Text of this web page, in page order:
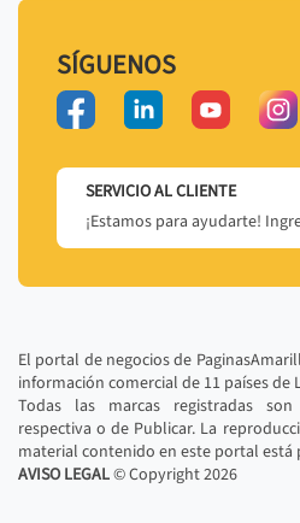
SÍGUENOS
SERVICIO AL CLIENTE
¡Estamos para ayudarte!
El portal de negocios de
información comercial de 11 países de
Todas las marcas registradas
respectiva o de Publicar. La
material contenido en este portal está
AVISO LEGAL© Copyright2026